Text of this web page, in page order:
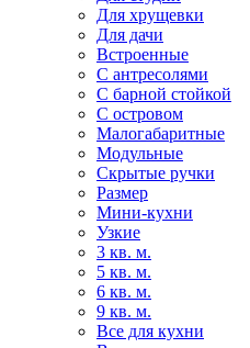
Для хрущевки
Для дачи
Встроенные
С антресолями
С барной стойкой
С островом
Малогабаритные
Модульные
Скрытые ручки
Размер
Мини-кухни
Узкие
3 кв. м.
5 кв. м.
6 кв. м.
9 кв. м.
Все для кухни